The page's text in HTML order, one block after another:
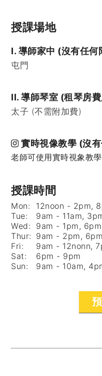
授課場地
I. 導師家中 (沒有任何
屯門
II. 導師琴室 (租琴房
太子 (不需附加費)
實時視像教學 (沒
老師可使用實時視象教學
授課時間
Mon:
12noon - 2pm,
Tue:
9am - 11am,
Wed:
9am - 1pm,
Thur: 9am - 2pm,
Fri:
9am - 12nonn,
Sat:
6pm - 9pm
Sun:
9am - 10am,